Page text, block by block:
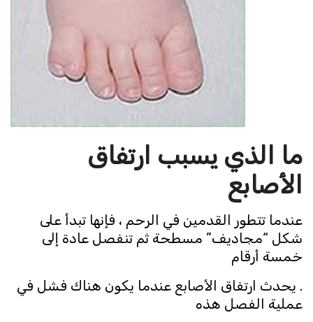
ما الذي يسبب ارتفاق
الأصابع
عندما تتطور القدمين في الرحم ، فإنها تبدأ على
شكل “مجاديف” مسطحة ثم تنفصل عادة إلى
خمسة أرقام
. يحدث ارتفاق الأصابع عندما يكون هناك فشل في
عملية الفصل هذه